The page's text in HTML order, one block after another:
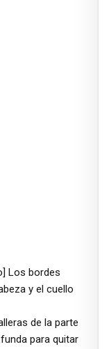
Los bordes
y el cuello
de la parte
para quitar